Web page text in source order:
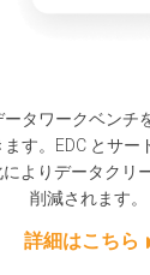
タワークベンチ
す。EDC とサー
よりデータクリ
削減されます。
詳細はこちら